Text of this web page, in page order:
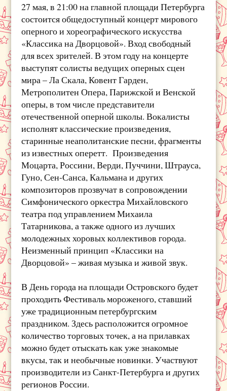
27 мая, в 21:00 на главной площади Петербурга
состоится общедоступный концерт мирового
оперного и хореографического искусства
«Классика на Дворцовой». Вход свободный
для всех зрителей. В этом году на концерте
выступят солисты ведущих оперных сцен
мира – Ла Скала, Ковент Гарден,
Метрополитен Опера, Парижской и Венской
оперы, в том числе представители
отечественной оперной школы. Вокалисты
исполнят классические произведения,
старинные неаполитанские песни, фрагменты
из известных оперетт. Произведения
Моцарта, Россини, Верди, Пуччини, Штрауса,
Гуно, Сен-Санса, Кальмана и других
композиторов прозвучат в сопровождении
Симфонического оркестра Михайловского
театра под управлением Михаила
Татарникова, а также одного из лучших
молодежных хоровых коллективов города.
Неизменный принцип «Классики на
Дворцовой» – живая музыка и живой звук.
В День города на площади Островского будет
проходить Фестиваль мороженого, ставший
уже традиционным петербургским
праздником. Здесь расположится огромное
количество торговых точек, а на прилавках
можно будет отыскать как уже знакомые
вкусы, так и необычные новинки. Участвуют
производители из Санкт-Петербурга и других
регионов России.